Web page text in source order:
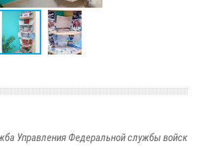
Управления Федеральной службы войск